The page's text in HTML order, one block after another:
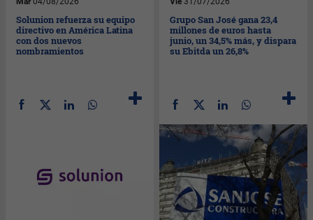
Solunion refuerza su equipo
directivo en América Latina
con dos nuevos
nombramientos
Grupo San José gana 23,4
millones de euros hasta
junio, un 34,5% más, y dispara
su Ebitda un 26,8%